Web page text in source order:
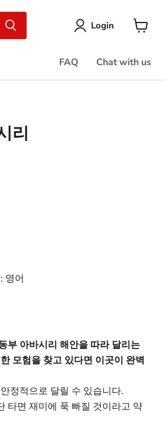
Login
FAQ
Chat with us
리
영어
부 아바시리 해안을 따라 달리는
모험을 찾고 있다면 이곳이 완벽
정적으로 달릴 수 있습니다.
타면 재미에 푹 빠질 것이라고 약